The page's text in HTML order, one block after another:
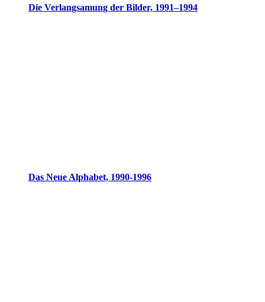
Die Verlangsamung der Bilder, 1991–1994
Das Neue Alphabet, 1990-1996